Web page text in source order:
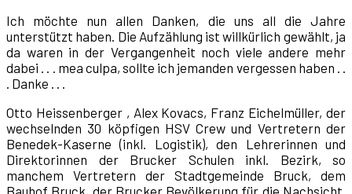
Ich möchte nun allen Danken, die uns all die Jahre
unterstützt haben. Die Aufzählung ist willkürlich gewählt, ja
da waren in der Vergangenheit noch viele andere mehr
dabei . . . mea culpa, sollte ich jemanden vergessen haben . .
. Danke . . .
Otto Heissenberger , Alex Kovacs, Franz Eichelmüller, der
wechselnden 30 köpfigen HSV Crew und Vertretern der
Benedek-Kaserne (inkl. Logistik), den Lehrerinnen und
Direktorinnen der Brucker Schulen inkl. Bezirk, so
manchem Vertretern der Stadtgemeinde Bruck, dem
Bauhof Bruck, der Brucker Bevölkerung für die Nachsicht,